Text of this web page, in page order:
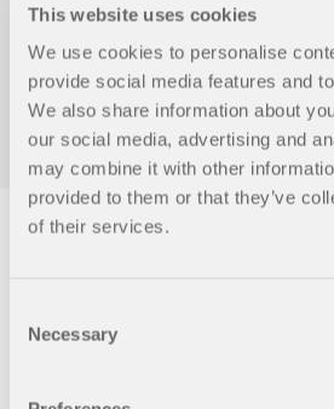
This website uses cookies
We use cookies to personalise
provide social media features and
We also share information about
our social media, advertising and
may combine it with other
provided to them or that they’ve
of their services.
Selection
Necessary
ra o